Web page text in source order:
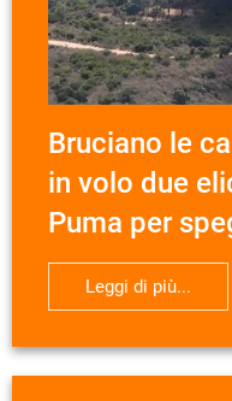
Bruciano le
in volo due
Puma per
Leggi di più...